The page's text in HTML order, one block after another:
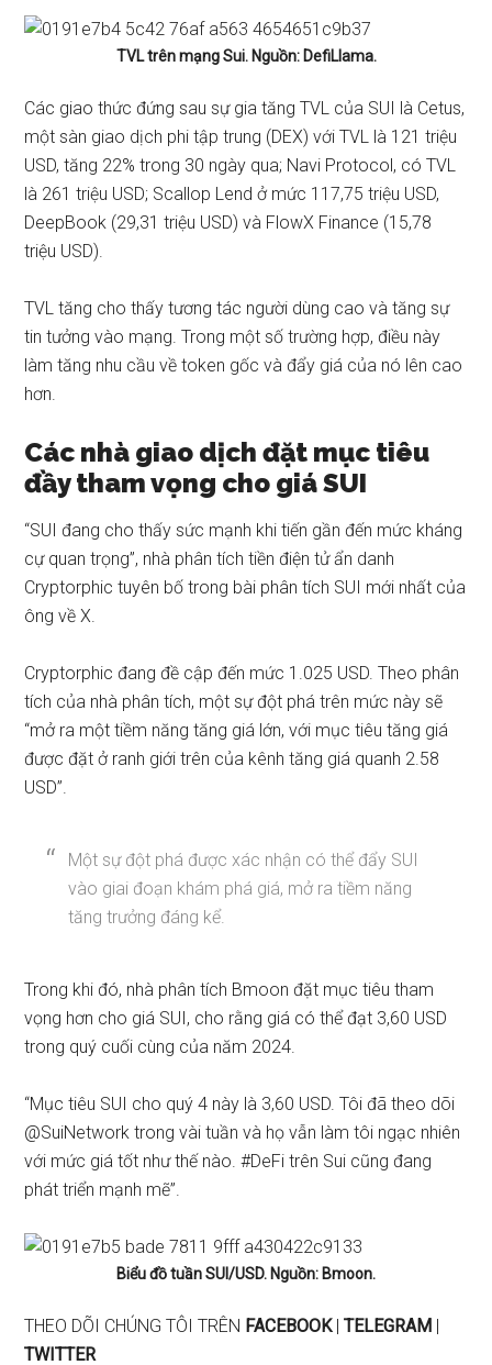
TVL trên mạng Sui. Nguồn: DefiLlama.
Các giao thức đứng sau sự gia tăng TVL của SUI là Cetus,
một sàn giao dịch phi tập trung (DEX) với TVL là 121 triệu
USD, tăng 22% trong 30 ngày qua; Navi Protocol, có TVL
là 261 triệu USD; Scallop Lend ở mức 117,75 triệu USD,
DeepBook (29,31 triệu USD) và FlowX Finance (15,78
triệu USD).
TVL tăng cho thấy tương tác người dùng cao và tăng sự
tin tưởng vào mạng. Trong một số trường hợp, điều này
làm tăng nhu cầu về token gốc và đẩy giá của nó lên cao
hơn.
Các nhà giao dịch đặt mục tiêu
đầy tham vọng cho giá SUI
“SUI đang cho thấy sức mạnh khi tiến gần đến mức kháng
cự quan trọng”, nhà phân tích tiền điện tử ẩn danh
Cryptorphic tuyên bố trong bài phân tích SUI mới nhất của
ông về X.
Cryptorphic đang đề cập đến mức 1.025 USD. Theo phân
tích của nhà phân tích, một sự đột phá trên mức này sẽ
“mở ra một tiềm năng tăng giá lớn, với mục tiêu tăng giá
được đặt ở ranh giới trên của kênh tăng giá quanh 2.58
USD”.
Một sự đột phá được xác nhận có thể đẩy SUI
vào giai đoạn khám phá giá, mở ra tiềm năng
tăng trưởng đáng kể.
Trong khi đó, nhà phân tích Bmoonđặt mục tiêu tham
vọng hơn cho giá SUI, cho rằng giá có thể đạt 3,60 USD
trong quý cuối cùng của năm 2024.
“Mục tiêu SUI cho quý 4 này là 3,60 USD. Tôi đã theo dõi
@SuiNetwork trong vài tuần và họ vẫn làm tôi ngạc nhiên
với mức giá tốt như thế nào. #DeFi trên Sui cũng đang
phát triển mạnh mẽ”.
Biểu đồ tuần SUI/USD. Nguồn: Bmoon.
THEO DÕI CHÚNG TÔI TRÊN FACEBOOK|TELEGRAM |
TWITTER